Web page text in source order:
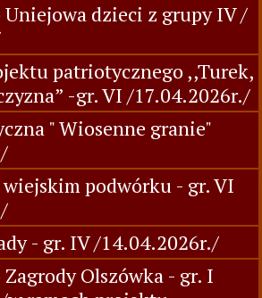
Uniejowa dzieci z grupy IV /
patriotycznego ,,Turek,
-gr. VI /17.04.2026r./
" Wiosenne granie"
wiejskim podwórku - gr. VI
- gr. IV /14.04.2026r./
Olszówka - gr. I